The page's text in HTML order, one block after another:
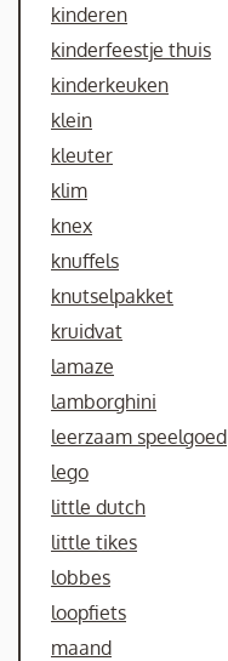
kinderen
kinderfeestje thuis
kinderkeuken
klein
kleuter
klim
knex
knuffels
knutselpakket
kruidvat
lamaze
lamborghini
leerzaam speelgoed
lego
little dutch
little tikes
lobbes
loopfiets
maand